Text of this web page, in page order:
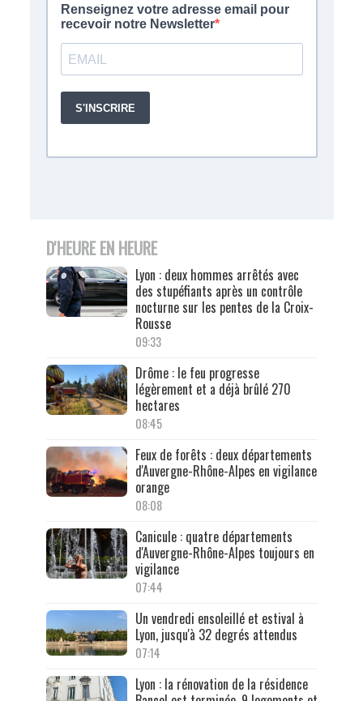
D'HEURE EN HEURE
Lyon : deux hommes arrêtés avec
des stupéfiants après un contrôle
nocturne sur les pentes de la Croix-
Rousse
09:33
Drôme : le feu progresse
légèrement et a déjà brûlé 270
hectares
08:45
Feux de forêts : deux départements
d'Auvergne-Rhône-Alpes en vigilance
orange
08:08
Canicule : quatre départements
d'Auvergne-Rhône-Alpes toujours en
vigilance
07:44
Un vendredi ensoleillé et estival à
Lyon, jusqu'à 32 degrés attendus
07:14
Lyon : la rénovation de la résidence